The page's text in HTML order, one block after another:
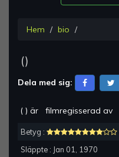
Hem bio
()
Dela med sig:
( ) är filmregisserad av
Betyg :
Släppte : Jan 01, 1970